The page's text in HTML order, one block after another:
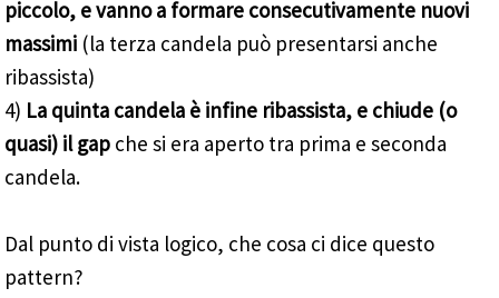
piccolo, e vanno a formare consecutivamente nuovi
massimi (la terza candela può presentarsi anche
ribassista)
4) La quinta candela è infine ribassista, e chiude (o
quasi) il gap che si era aperto tra prima e seconda
candela.
Dal punto di vista logico, che cosa ci dice questo
pattern?